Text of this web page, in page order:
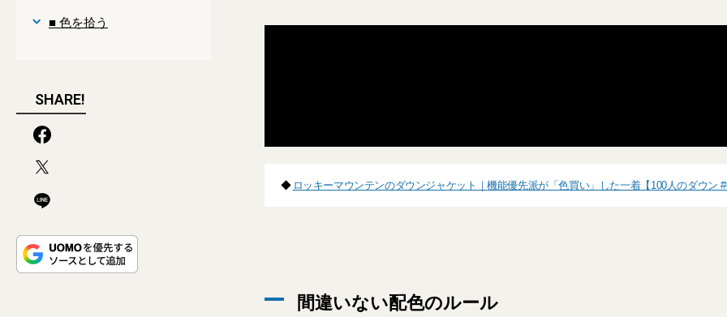
■ 色を拾う
SHARE!
◆ ロッキーマウンテンのダウンジャケット｜機能優先派が「色買い」した一着【100人のダウン
間違いない配色のルール